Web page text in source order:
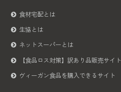
食材宅配とは
生協とは
ネットスーパーとは
【食品ロス対策】訳あり品販売サイト
ヴィーガン食品を購入できるサイト